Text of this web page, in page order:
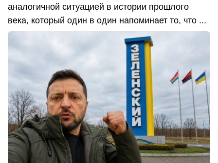
аналогичной ситуацией в истории прошлого
века, который один в один напоминает то, что ...